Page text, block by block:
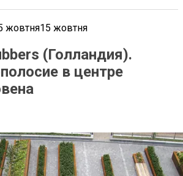
жовтня15 жовтня
(Голландия).
в центре